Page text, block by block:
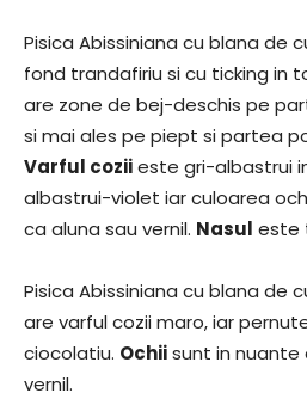
Pisica Abissiniana cu blana de
fond trandafiriu si cu ticking in
are zone de bej-deschis pe
si mai ales pe piept si partea
Varful coziieste gri-albastrui
albastrui-violet iar culoarea
ca aluna sau vernil. Nasul este
Pisica Abissiniana cu blana de
are varful cozii maro, iar
ciocolatiu. Ochiisunt in nuante
vernil.